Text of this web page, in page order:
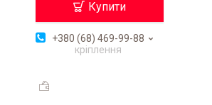
Купити
+380 (68) 469-99-88
кріплення